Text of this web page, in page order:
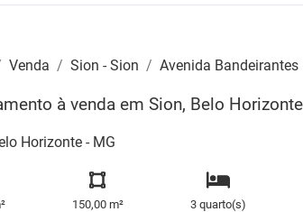
Venda Sion - Sion Avenida Bandeirantes
à venda em Sion, Belo Horizonte
Horizonte - MG
150,00 m² 3 quarto(s)